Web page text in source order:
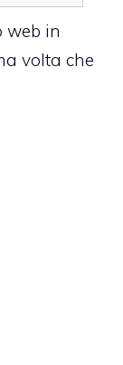
web in
volta che